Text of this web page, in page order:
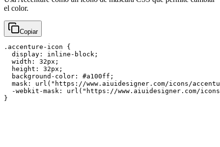
el color.
Copiar
.accenture-icon {
  display: inline-block;
  width: 32px;
  height: 32px;
  background-color: #a100ff;
mask: url("https://www.aiuidesigner.com/icons/
-webkit-mask: url("https://www.aiuidesigner.com/
}